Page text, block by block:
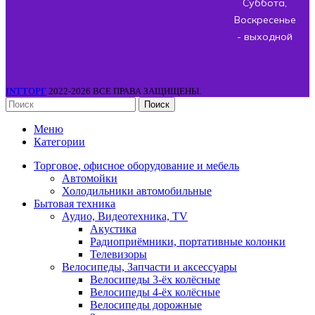
Суббота,
Воскресенье
- выходной
INTТОРГ 2022-2026 ВСЕ ПРАВА ЗАЩИЩЕНЫ.
Поиск
Меню
Категории
Торговое, офисное оборудование и мебель
Автомойки
Холодильники автомобильные
Бытовая техника
Аудио, Видеотехника, TV
Акустика
Радиоприёмники, портативные колонки
Телевизоры
Велосипеды, Запчасти и аксессуары
Велосипеды 3-ёх колёсные
Велосипеды 4-ёх колёсные
Велосипеды дорожные